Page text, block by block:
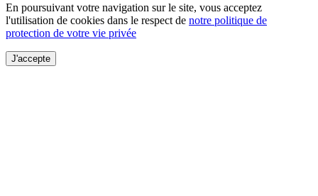
En poursuivant votre navigation sur le site, vous acceptez
l'utilisation de cookies dans le respect de notre politique de
protection de votre vie privée
J'accepte